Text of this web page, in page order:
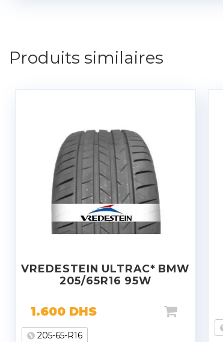
Produits similaires
VREDESTEIN ULTRAC* BMW
205/65R16 95W
1.600 DHS
205-65-R16